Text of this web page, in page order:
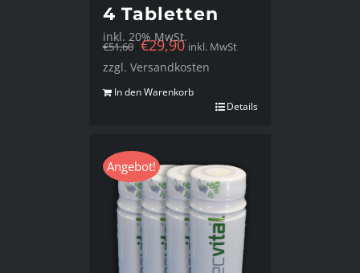
4 Tabletten
€51,60 €29,90 inkl. MwSt
inkl. 20% MwSt.
zzgl. Versandkosten
In den Warenkorb
Details
Angebot!